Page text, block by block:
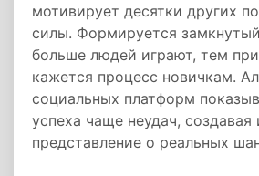
мотивирует десятки других
силы. Формируется
больше людей играют, тем
кажется процесс новичкам.
социальных платформ
успеха чаще неудач,
представление о реальных